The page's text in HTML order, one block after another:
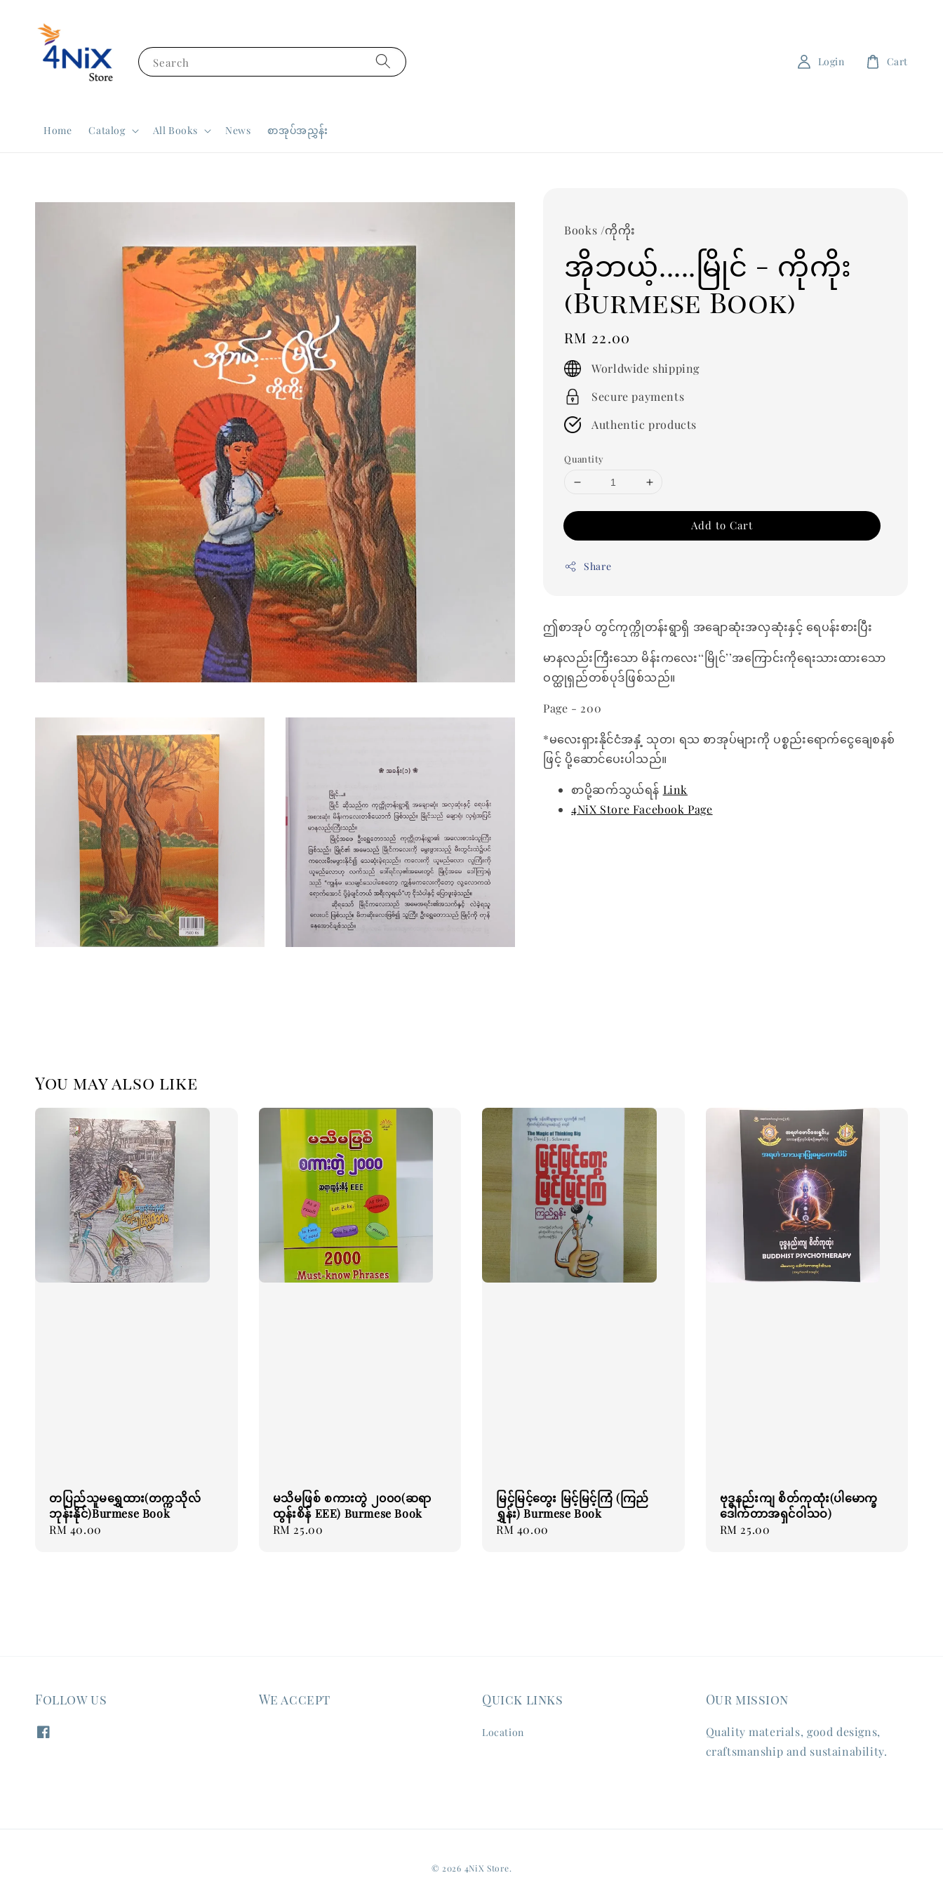
Search
Home Catalog All Books News စာအုပ်အညွှန်း
Login Cart
Books /ကိုကိုး
အိုဘယ့်.....မြိုင် - ကိုကိုး
(Burmese Book)
Regular
price
RM 22.00
Worldwide shipping
Secure payments
Authentic products
Quantity
Add to Cart
Share
ဤစာအုပ် တွင်ကုက္ကိုတန်းရွာရှိ အချောဆုံးအလှဆုံးနှင့် ရေပန်းစားပြီး
မာနလည်းကြီးသော မိန်းကလေး‘‘မြိုင်’’အကြောင်းကိုရေးသားထားသော
ဝတ္ထုရှည်တစ်ပုဒ်ဖြစ်သည်။
Page - 200
*မလေးရှားနိုင်ငံအနှံ့ သုတ၊ ရသ စာအုပ်များကို ပစ္စည်းရောက်ငွေချေစနစ်
ဖြင့် ပို့ဆောင်ပေးပါသည်။
စာပို့ဆက်သွယ်ရန် Link
4NiX Store Facebook Page
You may also like
တပြည်သူမရွှေထား(တက္ကသိုလ်
ဘုန်းနိုင်)Burmese Book
Regular
RM 40.00
မသိမဖြစ် စကားတွဲ ၂၀၀၀(ဆရာ
ထွန်းစိန် EEE) Burmese Book
Regular
RM 25.00
မြင့်မြင့်တွေး မြင့်မြင့်ကြံ (ကြည်
ရွှန်း) Burmese Book
Regular
RM 40.00
ဗုဒ္ဓနည်းကျ စိတ်ကုထုံး(ပါမောက္ခ
ဒေါက်တာအရှင်ဝါသဝ)
Regular
RM 25.00
Follow us We accept Quick links
Location
Our mission
Quality materials, good designs,
craftsmanship and sustainability.
© 2026 4NiX Store.